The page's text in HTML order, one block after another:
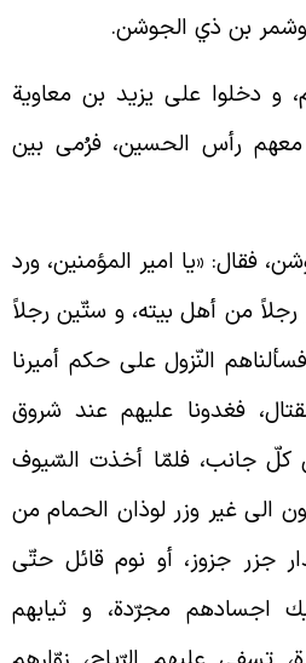
بن ذي الجوشن.
دخلوا على يزيد بن معاوية
رأس الحسين، فرُمى بين
«يا امير المؤمنين، ورد
من أهل بيته، و ستّين رجلاً
النّزول على حكم أميرنا
فغدونا عليهم عند شروق
جانب، فلمّا أخذت السّيوف
غير وزر لوذان الحمام من
جزر جزوز، أو نوم قائل حتّى
اجسادهم مجرّدة، و ثيابهم